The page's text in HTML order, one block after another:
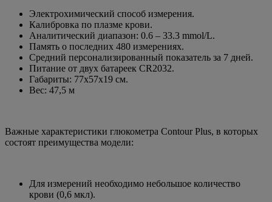
Электрохимический способ измерения.
Калибровка по плазме крови.
Аналитический диапазон: 0.6 – 33.3 mmol/L.
Память о последних 480 измерениях.
Средний персонализированный показатель за 7 дней.
Питание от двух батареек CR2032.
Габариты: 77x57x19 см.
Вес: 47,5 м
Важные характеристики глюкометра Contour Plus, в которых
состоят преимущества модели:
Для измерений необходимо небольшое количество
крови (0,6 мкл).